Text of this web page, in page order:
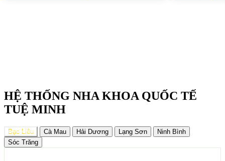
HỆ THỐNG NHA KHOA QUỐC TẾ
TUỆ MINH
Bạc Liêu Cà Mau Hải Dương Lạng Sơn
Ninh Bình
Sóc Trăng